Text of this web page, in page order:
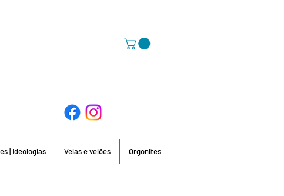
| Ideologias Velas e velões Orgonites